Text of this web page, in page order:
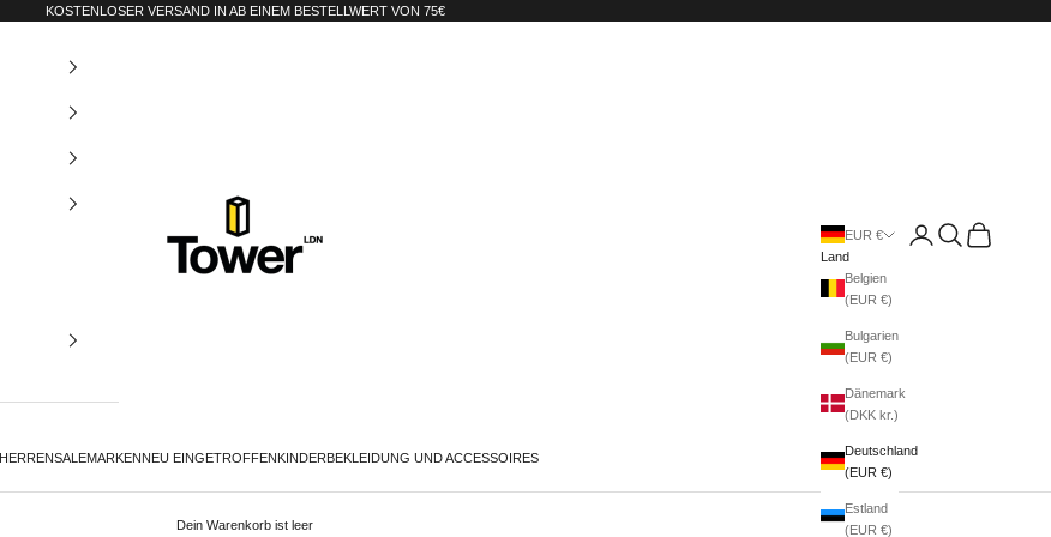
KOSTENLOSER VERSAND IN AB EINEM BESTELLWERT VON 75€
Tower-London.De
HERRENSALEMARKEN NEU EINGETROFFEN KINDER BEKLEIDUNG UND ACCESSOIRES
EUR €
Land
Belgien
(EUR €)
Bulgarien
(EUR €)
Dänemark
(DKK kr.)
Deutschland
(EUR €)
Estland
(EUR €)
AnmeldenSuchenWarenkorb
Dein Warenkorb ist leer